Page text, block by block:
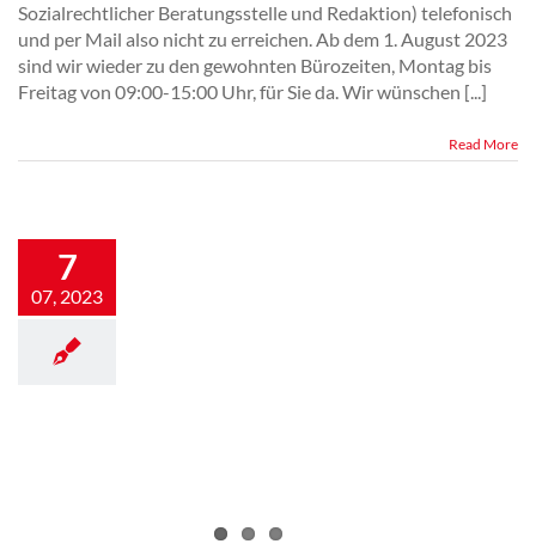
Sozialrechtlicher Beratungsstelle und Redaktion) telefonisch
und per Mail also nicht zu erreichen. Ab dem 1. August 2023
sind wir wieder zu den gewohnten Bürozeiten, Montag bis
Freitag von 09:00-15:00 Uhr, für Sie da. Wir wünschen [...]
Read More
7
07, 2023